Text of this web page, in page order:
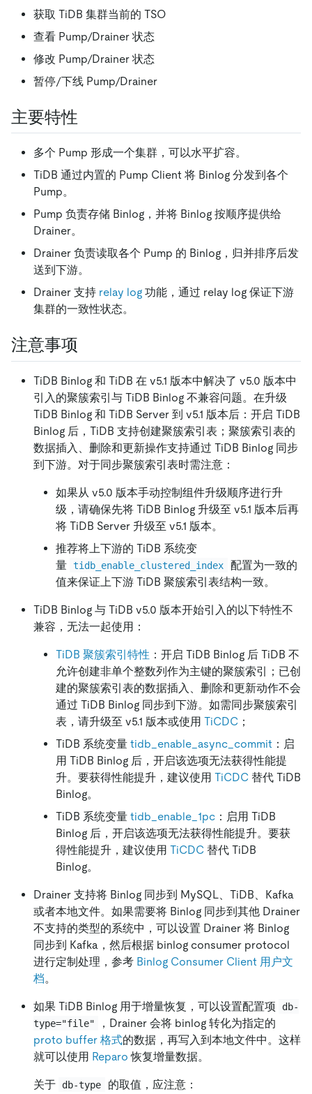
获取 TiDB 集群当前的 TSO
查看 Pump/Drainer 状态
修改 Pump/Drainer 状态
暂停/下线 Pump/Drainer
主要特性
多个 Pump 形成一个集群，可以水平扩容。
TiDB 通过内置的 Pump Client 将 Binlog 分发到各个
Pump。
Pump 负责存储 Binlog，并将 Binlog 按顺序提供给
Drainer。
Drainer 负责读取各个 Pump 的 Binlog，归并排序后发
送到下游。
Drainer 支持 relay log 功能，通过 relay log 保证下游
集群的一致性状态。
注意事项
TiDB Binlog 和 TiDB 在 v5.1 版本中解决了 v5.0 版本中
引入的聚簇索引与 TiDB Binlog 不兼容问题。在升级
TiDB Binlog 和 TiDB Server 到 v5.1 版本后：开启 TiDB
Binlog 后，TiDB 支持创建聚簇索引表；聚簇索引表的
数据插入、删除和更新操作支持通过 TiDB Binlog 同步
到下游。对于同步聚簇索引表时需注意：
如果从 v5.0 版本手动控制组件升级顺序进行升
级，请确保先将 TiDB Binlog 升级至 v5.1 版本后再
将 TiDB Server 升级至 v5.1 版本。
推荐将上下游的 TiDB 系统变
量 tidb_enable_clustered_index
配置为一致的
值来保证上下游 TiDB 聚簇索引表结构一致。
TiDB Binlog 与 TiDB v5.0 版本开始引入的以下特性不
兼容，无法一起使用：
TiDB 聚簇索引特性 ：开启 TiDB Binlog 后 TiDB 不
允许创建非单个整数列作为主键的聚簇索引；已创
建的聚簇索引表的数据插入、删除和更新动作不会
通过 TiDB Binlog 同步到下游。如需同步聚簇索引
表，请升级至 v5.1 版本或使用 TiCDC ；
TiDB 系统变量 tidb_enable_async_commit ：启
用 TiDB Binlog 后，开启该选项无法获得性能提
升。要获得性能提升，建议使用 TiCDC 替代 TiDB
Binlog。
TiDB 系统变量 tidb_enable_1pc ：启用 TiDB
Binlog 后，开启该选项无法获得性能提升。要获
得性能提升，建议使用 TiCDC 替代 TiDB
Binlog。
Drainer 支持将 Binlog 同步到 MySQL、TiDB、Kafka
或者本地文件。如果需要将 Binlog 同步到其他 Drainer
不支持的类型的系统中，可以设置 Drainer 将 Binlog
同步到 Kafka，然后根据 binlog consumer protocol
进行定制处理，参考 Binlog Consumer Client 用户文
档。
如果 TiDB Binlog 用于增量恢复，可以设置配置项
db-
type="file"
，Drainer 会将 binlog 转化为指定的
proto buffer 格式的数据，再写入到本地文件中。这样
就可以使用 Reparo 恢复增量数据。
关于 db-type 的取值，应注意：